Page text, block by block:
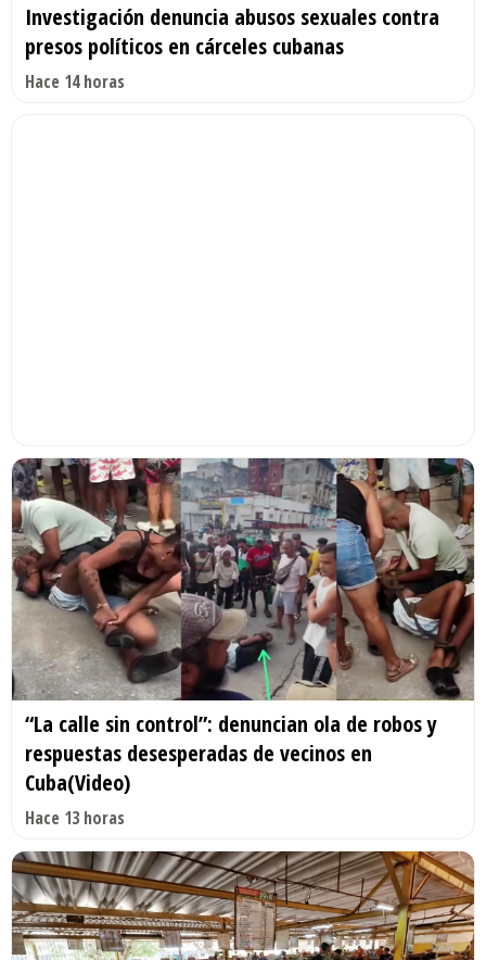
Investigación denuncia abusos sexuales contra
presos políticos en cárceles cubanas
Hace 14 horas
“La calle sin control”: denuncian ola de robos y
respuestas desesperadas de vecinos en
Cuba(Video)
Hace 13 horas